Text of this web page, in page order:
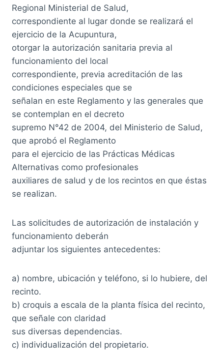
Regional Ministerial de Salud,
correspondiente al lugar donde se realizará el
ejercicio de la Acupuntura,
otorgar la autorización sanitaria previa al
funcionamiento del local
correspondiente, previa acreditación de las
condiciones especiales que se
señalan en este Reglamento y las generales que
se contemplan en el decreto
supremo N°42 de 2004, del Ministerio de Salud,
que aprobó el Reglamento
para el ejercicio de las Prácticas Médicas
Alternativas como profesionales
auxiliares de salud y de los recintos en que éstas
se realizan.
Las solicitudes de autorización de instalación y
funcionamiento deberán
adjuntar los siguientes antecedentes:
a) nombre, ubicación y teléfono, si lo hubiere, del
recinto.
b) croquis a escala de la planta física del recinto,
que señale con claridad
sus diversas dependencias.
c) individualización del propietario.